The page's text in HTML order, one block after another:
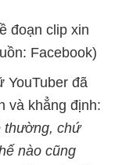
đoạn clip xin
Facebook)
YouTuber đã
và khẳng định:
thường, chứ
nào cũng